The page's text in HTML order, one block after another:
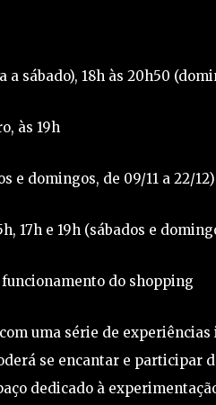
a sábado), 18h às 20h50
às 19h
e domingos, de 09/11 a 22/12)
17h e 19h (sábados e
funcionamento do shopping
uma série de
se encantar e participar
dedicado à